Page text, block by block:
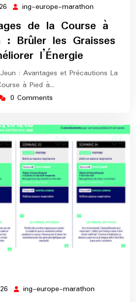
15
2026
ing-europe-marathon
europe-
marathon
de la Course à
Brûler les Graisses
l’Énergie
: Avantages et Précautions La
à Pied à…
0 Comments
18
ing-europe-marathon